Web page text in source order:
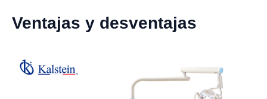
Ventajas y desventajas